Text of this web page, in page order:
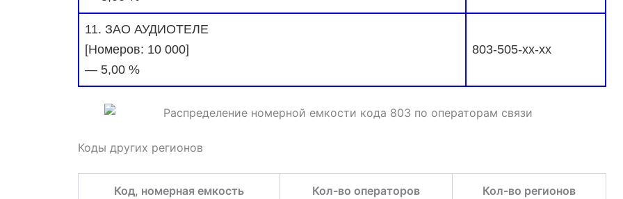
11. ЗАО АУДИОТЕЛЕ
[Номеров: 10 000]
— 5,00 %
803-505-xx-xx
Коды других регионов
Код, номерная емкость Кол-во операторов Кол-во регионов